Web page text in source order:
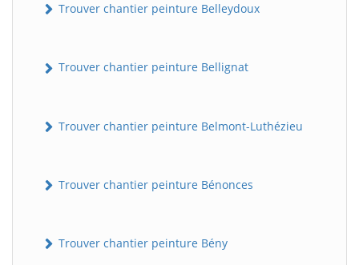
Trouver chantier peinture Belleydoux
Trouver chantier peinture Bellignat
Trouver chantier peinture Belmont-Luthézieu
Trouver chantier peinture Bénonces
Trouver chantier peinture Bény